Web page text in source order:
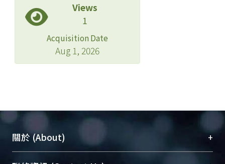
Views
1
Acquisition Date
Aug 1, 2026
關於 (About) +